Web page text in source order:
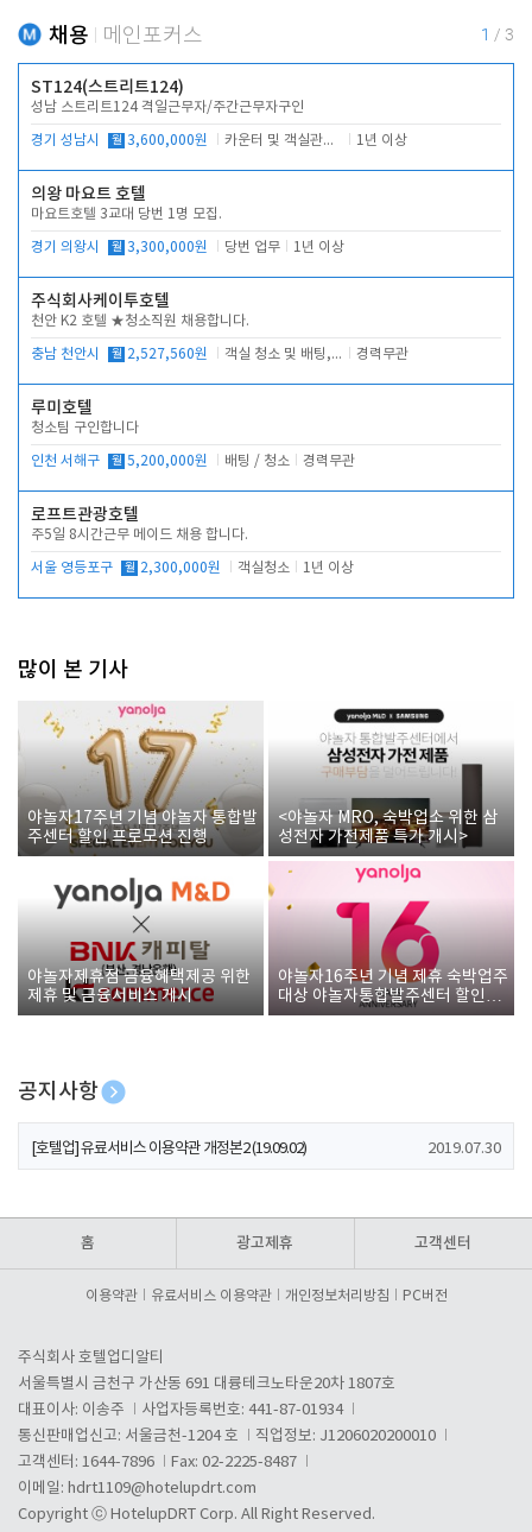
채용 메인포커스 1 / 3
ST124(스트리트124)
성남 스트리트124 격일근무자/주간근무자구인
경기 성남시 월 3,600,000원 카운터 및 객실관리 전반 1년 이상
의왕 마요트 호텔
마요트호텔 3교대 당번 1명 모집.
경기 의왕시 월 3,300,000원 당번 업무 1년 이상
주식회사케이투호텔
천안 K2 호텔 ★청소직원 채용합니다.
충남 천안시 월 2,527,560원 객실 청소 및 배팅, 주변 시설 청소 경력무관
루미호텔
청소팀 구인합니다
인천 서해구 월 5,200,000원 배팅 / 청소 경력무관
로프트관광호텔
주5일 8시간근무 메이드 채용 합니다.
서울 영등포구 월 2,300,000원 객실청소 1년 이상
많이 본 기사
야놀자17주년 기념 야놀자 통합발
주센터 할인 프로모션 진행
<야놀자 MRO, 숙박업소 위한 삼
성전자 가전제품 특가 개시>
야놀자제휴점 금융혜택제공 위한
제휴 및 금융서비스 게시
야놀자16주년 기념 제휴 숙박업주
대상 야놀자통합발주센터 할인쿠
폰 증정
공지사항
[호텔업] 개인정보 처리방침 개정본1 (19.09.02)
[호텔업] 유료서비스 이용약관 개정본2 (19.09.02) 2019.07.30
홈 광고제휴 고객센터
이용약관 유료서비스 이용약관 개인정보처리방침 PC버전
주식회사 호텔업디알티
서울특별시 금천구 가산동 691 대륭테크노타운20차 1807호
대표이사: 이송주
사업자등록번호: 441-87-01934
통신판매업신고: 서울금천-1204 호
직업정보: J1206020200010
고객센터: 1644-7896
Fax: 02-2225-8487
이메일: hdrt1109@hotelupdrt.com
Copyright ⓒ HotelupDRT Corp. All Right Reserved.